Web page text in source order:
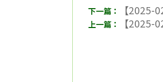
【2025-
【2025-